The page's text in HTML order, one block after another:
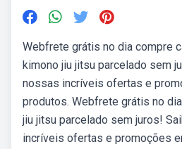
Webfrete grátis no dia compre
kimono jiu jitsu parcelado sem
nossas incríveis ofertas e
produtos. Webfrete grátis no
jiu jitsu parcelado sem juros!
incríveis ofertas e promoções